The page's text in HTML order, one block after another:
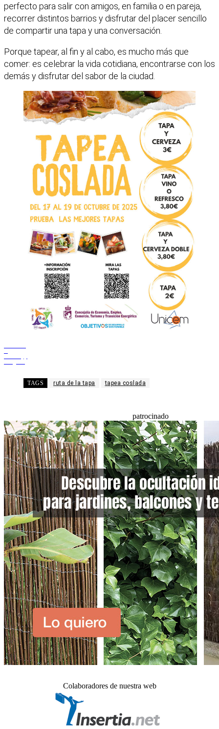
perfecto para salir con amigos, en familia o en pareja,
recorrer distintos barrios y disfrutar del placer sencillo
de compartir una tapa y una conversación.
Porque tapear, al fin y al cabo, es mucho más que
comer: es celebrar la vida cotidiana, encontrarse con los
demás y disfrutar del sabor de la ciudad.
TAGS ruta de la tapa tapea coslada
patrocinado
Colaboradores de nuestra web